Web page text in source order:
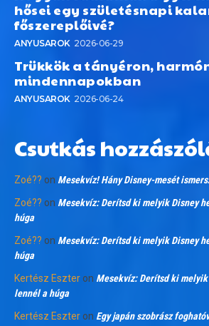
hősei egy születésnapi
főszereplőivé?
ANYUSAROK 2026-06-29
Trükkök a tányéron,
mindennapokban
ANYUSAROK 2026-06-24
Csutkás
Zoé?? on Mesekvíz! Hány Disney-mesét
Zoé?? on Mesekvíz: Derítsd ki melyik Disney
húga
Zoé?? on Mesekvíz: Derítsd ki melyik Disney
húga
Kertész Eszter on Mesekvíz: Derítsd ki
lennél a húga
Kertész Eszter on Egy japán szobrász